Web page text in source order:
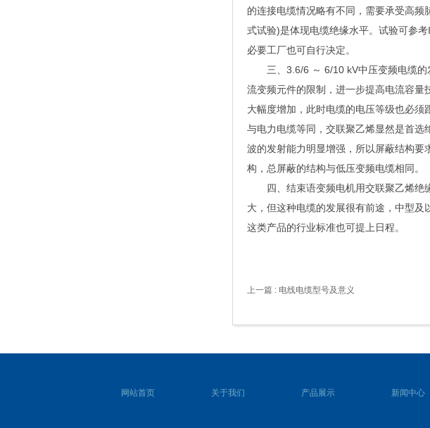
的连接电缆情况略有不同，需要承受高
式试验)是体现电缆绝缘水平。试验可参
必要工厂也可自行决定。
三、3.6/6 ～ 6/10 kV中压变频电缆的
流变频元件的限制，进一步提高电流容
大幅度增加，此时电缆的电压等级也必
与电力电缆等同，交联聚乙烯显然是首
波的发射能力明显增强，所以屏蔽结构
构，总屏蔽的结构与低压变频电缆相同。
四、结束语变频电机用交联聚乙烯绝缘
大，但这种电缆的发展很有前途，中型
这类产品的行业标准也可提上日程。
上一篇 : 电线电缆型号及意义
网站首页 关于我们 产品展示 新闻中心